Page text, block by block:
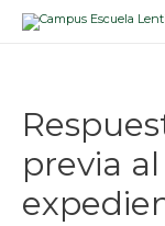
previa